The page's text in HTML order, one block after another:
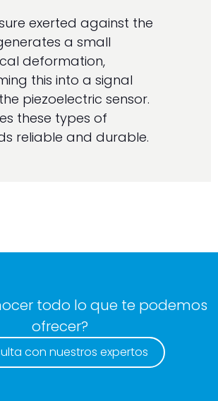
exerted against the
a small
deformation,
this into a signal
piezoelectric sensor.
these types of
reliable and durable.
todo lo que te podemos
ofrecer?
con nuestros expertos